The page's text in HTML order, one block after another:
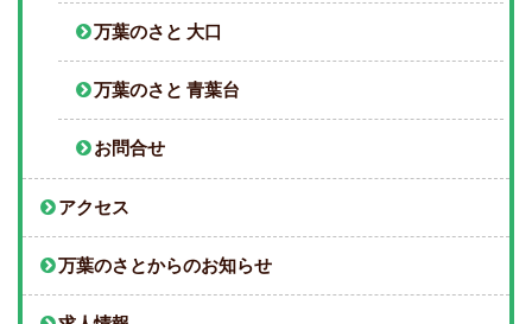
万葉のさと 大口
万葉のさと 青葉台
お問合せ
アクセス
万葉のさとからのお知らせ